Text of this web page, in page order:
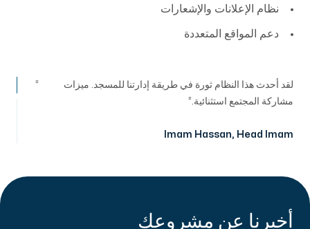
نظام الإعلانات والإشعارات
دعم المواقع المتعددة
لقد أحدث هذا النظام ثورة في طريقة إدارتنا للمسجد. ميزات
مشاركة المجتمع استثنائية.
Imam Hassan, Head Imam
أخبرنا عن مشروعك